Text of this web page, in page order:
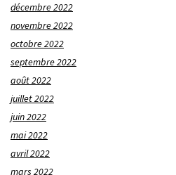
décembre 2022
novembre 2022
octobre 2022
septembre 2022
août 2022
juillet 2022
juin 2022
mai 2022
avril 2022
mars 2022